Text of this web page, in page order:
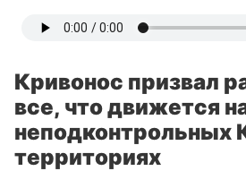
Кривонос призвал
все, что движется
неподконтрольных
территориях